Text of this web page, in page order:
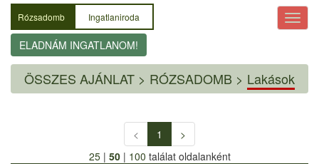
Rózsadomb Ingatlaniroda
ELADNÁM INGATLANOM!
ÖSSZES AJÁNLAT > RÓZSADOMB > Lakások
< 1
>
25| 50| 100 találat oldalanként